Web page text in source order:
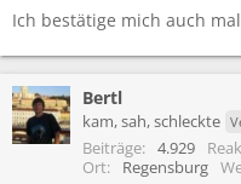
Ich bestätige mich auch
Bertl
kam, sah, schleckte
Beiträge 4.929
Ort
Regensburg